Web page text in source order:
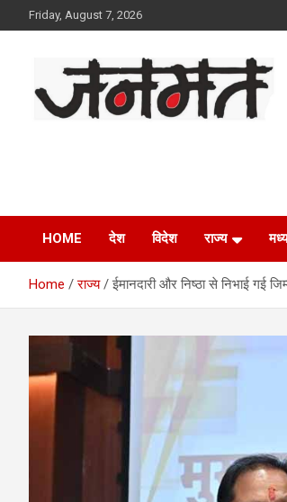
to
Friday, August 7, 2026
HOME देश विदेश राज्य
Home राज्य ईमानदारी और निष्ठा से निभाई गई